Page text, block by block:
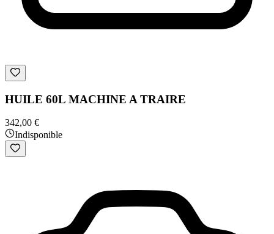
HUILE 60L MACHINE A TRAIRE
342,00 €
Indisponible